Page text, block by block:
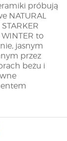
próbują
NATURAL
WINTER to
jasnym
przez
beżu i
Ta
typem